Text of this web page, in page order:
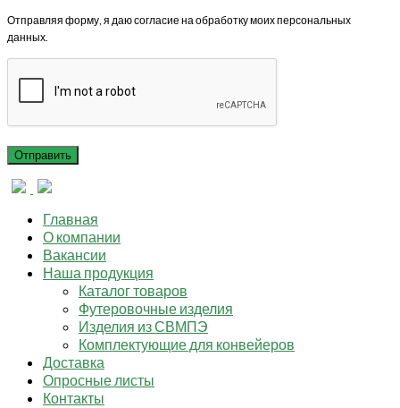
Отправляя форму, я даю согласие на обработку моих персональных
данных.
Главная
О компании
Вакансии
Наша продукция
Каталог товаров
Футеровочные изделия
Изделия из СВМПЭ
Комплектующие для конвейеров
Доставка
Опросные листы
Контакты